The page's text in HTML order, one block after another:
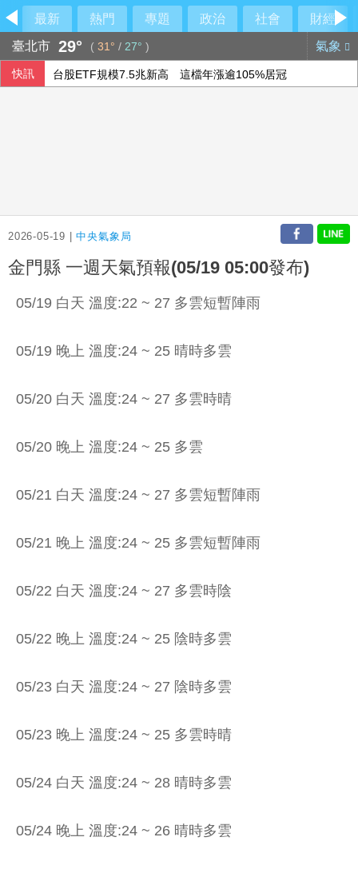
最新 熱門 專題 政治 社會
財經
臺北市 29° ( 31° / 27° ) 氣象
快訊 台股ETF規模7.5兆新高 這檔年漲逾105%居冠
2026-05-19 |中央氣象局
金門縣 一週天氣預報(05/19 05:00發布)
05/19 白天 溫度:22 ~ 27 多雲短暫陣雨
05/19 晚上 溫度:24 ~ 25 晴時多雲
05/20 白天 溫度:24 ~ 27 多雲時晴
05/20 晚上 溫度:24 ~ 25 多雲
05/21 白天 溫度:24 ~ 27 多雲短暫陣雨
05/21 晚上 溫度:24 ~ 25 多雲短暫陣雨
05/22 白天 溫度:24 ~ 27 多雲時陰
05/22 晚上 溫度:24 ~ 25 陰時多雲
05/23 白天 溫度:24 ~ 27 陰時多雲
05/23 晚上 溫度:24 ~ 25 多雲時晴
05/24 白天 溫度:24 ~ 28 晴時多雲
05/24 晚上 溫度:24 ~ 26 晴時多雲